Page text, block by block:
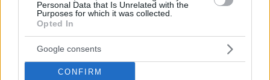
Personal Data that Is Unrelated with the
Purposes for which it was collected.
Opted In
Google consents
CONFIRM